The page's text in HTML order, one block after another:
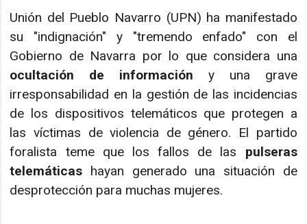
Unión del Pueblo Navarro (UPN) ha manifestado
su "indignación" y "tremendo enfado" con el
Gobierno de Navarra por lo que considera una
ocultación de información y una grave
irresponsabilidad en la gestión de las incidencias
de los dispositivos telemáticos que protegen a
las víctimas de violencia de género. El partido
foralista teme que los fallos de las pulseras
telemáticas hayan generado una situación de
desprotección para muchas mujeres.